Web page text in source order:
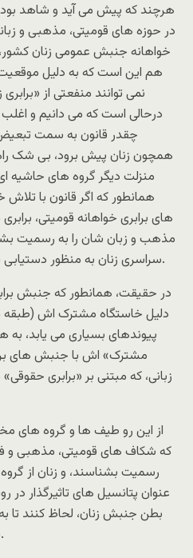
هرچند که پیش می آید و شاهد
در حوزه های قومیتی، مذهبی و
خواهانه جنبش عمومی زنان
هم این است که به دلیل
نمی توانند منفعتی از
درحالی است که می دانیم و
چقدر قانون به سمت
همچون زنان پیش برود، بی شک
منزلت دیگر گروه های حاشیه
همانطور که اگر قانون با
های برابری خواهانه قومیتی،
مذهب و زبان شان را به رسمیت
سراسری زنان به منظور دستیابی به حقوق برابر، بازتر خواهد شد.
در حقیقت، همانطور که جنبش
دلیل خاستگاه مشترک اش
پیوندهای بسیاری می یابد،
مشترک» اش با جنبش های
زبانی، که مبتنی بر «برابری
از این رو طیف ها و گروه های
که شکاف های قومیتی، مذهبی و
رسمیت بشناسند، و زنان از
عنوان پتانسیل های تاثیرگذار در
بطن جنبش زنان، لحاظ کنند تا
سویه و برابر با آنان برقرار سازند.